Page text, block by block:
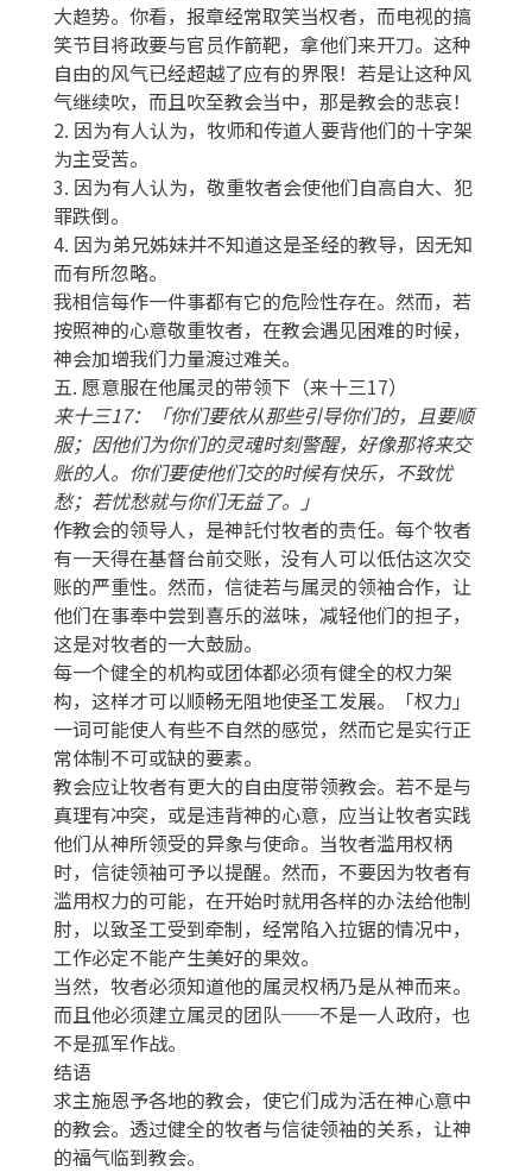
大趋势。你看，报章经常取笑当权者，而电视的搞
笑节目将政要与官员作箭靶，拿他们来开刀。这种
自由的风气已经超越了应有的界限！若是让这种风
气继续吹，而且吹至教会当中，那是教会的悲哀！
2. 因为有人认为，牧师和传道人要背他们的十字架
为主受苦。
3. 因为有人认为，敬重牧者会使他们自高自大、犯
罪跌倒。
4. 因为弟兄姊妹并不知道这是圣经的教导，因无知
而有所忽略。
我相信每作一件事都有它的危险性存在。然而，若
按照神的心意敬重牧者，在教会遇见困难的时候，
神会加增我们力量渡过难关。
五. 愿意服在他属灵的带领下（来十三17）
来十三17：「你们要依从那些引导你们的，且要顺
服；因他们为你们的灵魂时刻警醒，好像那将来交
账的人。你们要使他们交的时候有快乐，不致忧
愁；若忧愁就与你们无益了。」
作教会的领导人，是神託付牧者的责任。每个牧者
有一天得在基督台前交账，没有人可以低估这次交
账的严重性。然而，信徒若与属灵的领袖合作，让
他们在事奉中尝到喜乐的滋味，减轻他们的担子，
这是对牧者的一大鼓励。
每一个健全的机构或团体都必须有健全的权力架
构，这样才可以顺畅无阻地使圣工发展。「权力」
一词可能使人有些不自然的感觉，然而它是实行正
常体制不可或缺的要素。
教会应让牧者有更大的自由度带领教会。若不是与
真理有冲突，或是违背神的心意，应当让牧者实践
他们从神所领受的异象与使命。当牧者滥用权柄
时，信徒领袖可予以提醒。然而，不要因为牧者有
滥用权力的可能，在开始时就用各样的办法给他制
肘，以致圣工受到牵制，经常陷入拉锯的情况中，
工作必定不能产生美好的果效。
当然，牧者必须知道他的属灵权柄乃是从神而来。
而且他必须建立属灵的团队──不是一人政府，也
不是孤军作战。
结语
求主施恩予各地的教会，使它们成为活在神心意中
的教会。透过健全的牧者与信徒领袖的关系，让神
的福气临到教会。